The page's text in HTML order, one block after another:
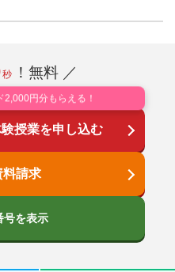
秒 ！無料 ／
円分もらえる！
授業を申し込む
料請求
号を表示